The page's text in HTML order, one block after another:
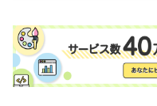
STUDIO:3年WordPress:10年
Google スプレッドシート:5年
PowerPoint:13年Word:13年
Google Analytics:1年
Google Tag Manager:1年